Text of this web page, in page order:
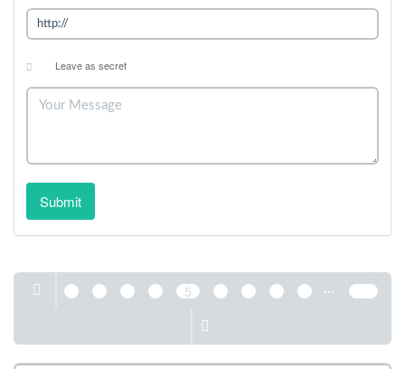
Leave as secret
Submit
1 2 3 4 5 6 7 8 9 ... 389